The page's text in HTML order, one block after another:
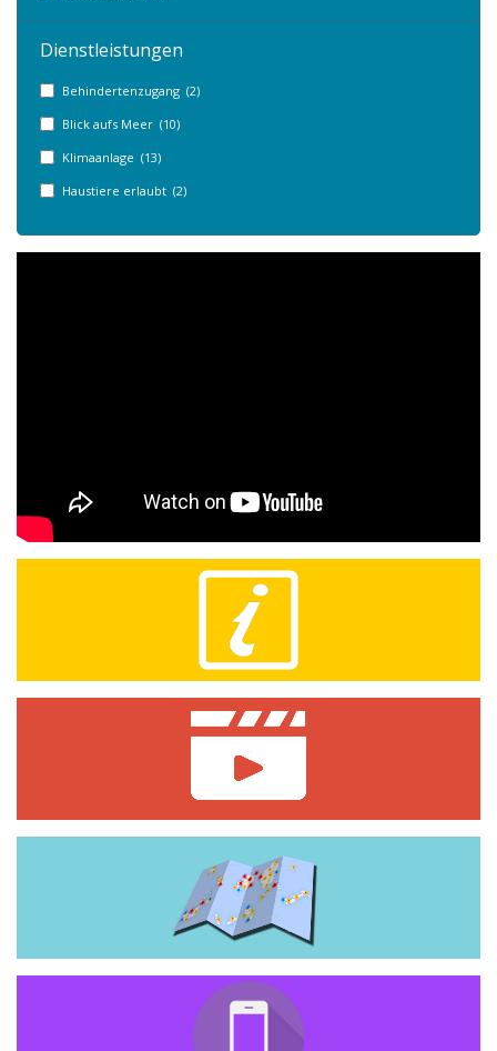
Dienstleistungen
Behindertenzugang (2)
Blick aufs Meer (10)
Klimaanlage (13)
Haustiere erlaubt (2)